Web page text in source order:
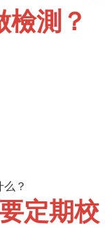
測？
？
定期校